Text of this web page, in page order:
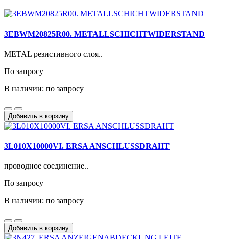
3EBWM20825R00. METALLSCHICHTWIDERSTAND
METAL резистивного слоя..
По запросу
В наличии: по запросу
Добавить в корзину
3L010X10000VI. ERSA ANSCHLUSSDRAHT
проводное соединение..
По запросу
В наличии: по запросу
Добавить в корзину